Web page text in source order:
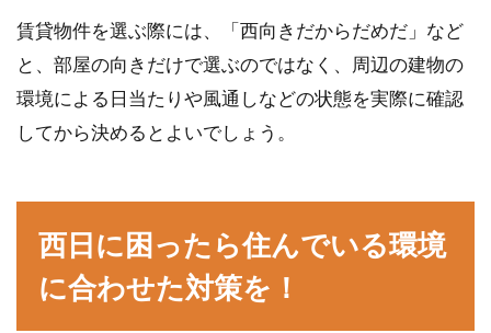
賃貸物件を選ぶ際には、「西向きだからだめだ」など
と、部屋の向きだけで選ぶのではなく、周辺の建物の
環境による日当たりや風通しなどの状態を実際に確認
してから決めるとよいでしょう。
西日に困ったら住んでいる環境
に合わせた対策を！